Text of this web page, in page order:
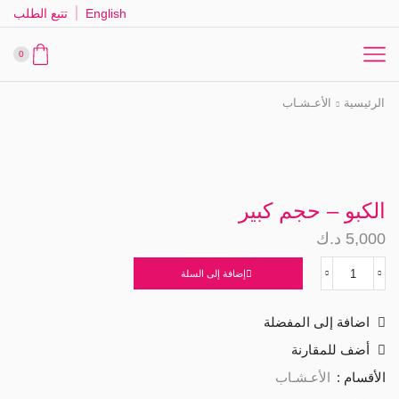
English تتبع الطلب
0
الرئيسية الأعـشـاب
الكبو – حجم كبير
5,000 د.ك
كمية
حجم
إضافة إلى السلة
اضافة إلى المفضلة
أضف للمقارنة
الأقسام :
الأعـشـاب